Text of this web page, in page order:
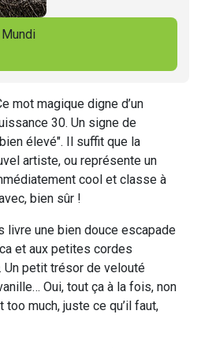
mot magique digne d’un
30. Un signe de
élevé". Il suffit que la
artiste, ou représente un
cool et classe à
bien sûr !
livre une bien douce escapade
et aux petites cordes
. Un petit trésor de velouté
Oui, tout ça à la fois, non
too much, juste ce qu’il faut,